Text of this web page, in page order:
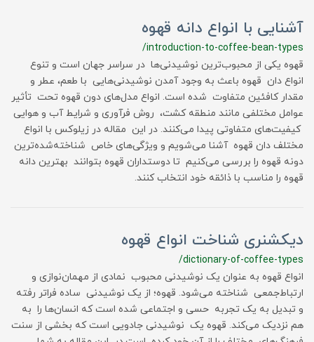
آشنایی با انواع دانه قهوه
/introduction-to-coffee-bean-types
قهوه یکی از محبوب‌ترین نوشیدنی‌ها در سراسر جهان است و تنوع
انواع دان قهوه باعث به وجود آمدن نوشیدنی‌هایی با طعم، عطر و
مقدار کافئین متفاوت شده است. انواع مدل‌های دون قهوه تحت تأثیر
عوامل مختلفی مانند منطقه کشت، روش فرآوری و شرایط آب و هوایی
کیفیت‌های متفاوتی پیدا می‌کنند. در این مقاله در زیلوکس با انواع
مختلف دان قهوه آشنا می‌شویم و ویژگی‌های خاص شناخته‌شده‌ترین
دونه قهوه را بررسی می‌کنیم تا دوستداران قهوه بتوانند بهترین دانه
قهوه را مناسب با ذائقه خود انتخاب کنند.
دیکشنری شناخت انواع قهوه
/dictionary-of-coffee-types
انواع قهوه به عنوان یک نوشیدنی محبوب نمادی از مهمان‌نوازی و
ارتباط‌جمعی شناخته می‌شود. قهوه؛ از یک نوشیدنی ساده فراتر رفته
و تبدیل به یک تجربه حسی و اجتماعی شده است که انسان‌ها را به
هم نزدیک می‌کند. قهوه یک نوشیدنی جادویی است که بخشی از سنت